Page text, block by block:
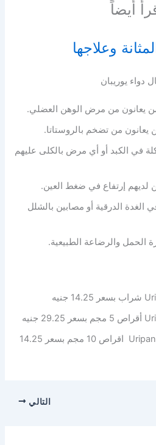
أيضاً
وعلاجها
دواء يوريبان
يعانون من مرض الوهن العضلي.
يعانون من تضخم بالروستاتا.
في الكبد أو أي مرض بالكلى عليهم
لديهم إرتفاع في ضغط العين.
الدرقية أو مصابين بالشلل
الحمل والرضاعة الطبيعية.
سعر يوريبان Uripan X.R اقراص 10 مجم بسعر 14.25
التالي